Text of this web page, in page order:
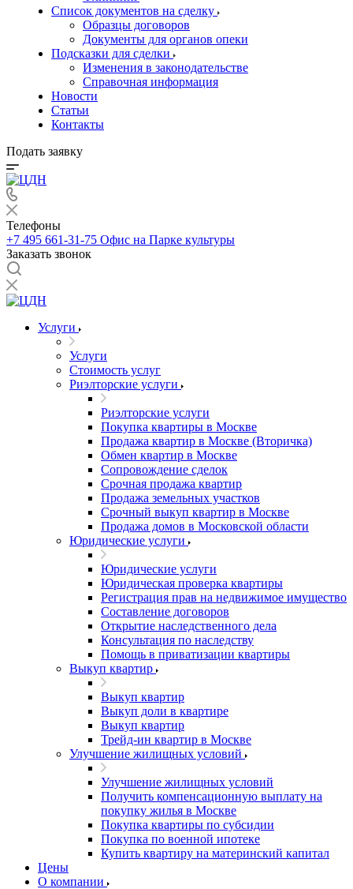
Список документов на сделку
Образцы договоров
Документы для органов опеки
Подсказки для сделки
Изменения в законодательстве
Справочная информация
Новости
Статьи
Контакты
Подать заявку
Телефоны
+7 495 661-31-75 Офис на Парке культуры
Заказать звонок
Услуги
Услуги
Стоимость услуг
Риэлторские услуги
Риэлторские услуги
Покупка квартиры в Москве
Продажа квартир в Москве (Вторичка)
Обмен квартир в Москве
Сопровождение сделок
Срочная продажа квартир
Продажа земельных участков
Срочный выкуп квартир в Москве
Продажа домов в Московской области
Юридические услуги
Юридические услуги
Юридическая проверка квартиры
Регистрация прав на недвижимое имущество
Составление договоров
Открытие наследственного дела
Консультация по наследству
Помощь в приватизации квартиры
Выкуп квартир
Выкуп квартир
Выкуп доли в квартире
Выкуп квартир
Трейд-ин квартир в Москве
Улучшение жилищных условий
Улучшение жилищных условий
Получить компенсационную выплату на
покупку жилья в Москве
Покупка квартиры по субсидии
Покупка по военной ипотеке
Купить квартиру на материнский капитал
Цены
О компании